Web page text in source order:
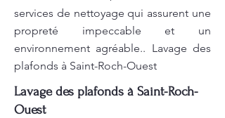
services de nettoyage qui assurent une
propreté impeccable et un
environnement agréable.. Lavage des
plafonds à Saint-Roch-Ouest
Lavage des plafonds à Saint-Roch-
Ouest